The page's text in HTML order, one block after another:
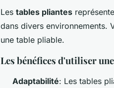
Les tables pliantes
dans divers environnements.
une table pliable.
Les bénéfices d'utiliser
Adaptabilité: Les tables